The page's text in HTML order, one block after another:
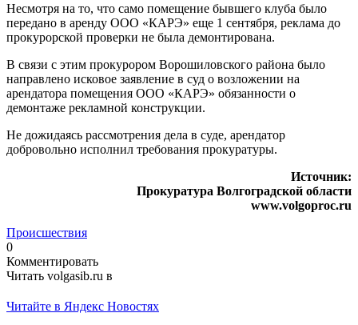
Несмотря на то, что само помещение бывшего клуба было
передано в аренду ООО «КАРЭ» еще 1 сентября, реклама до
прокурорской проверки не была демонтирована.
В связи с этим прокурором Ворошиловского района было
направлено исковое заявление в суд о возложении на
арендатора помещения ООО «КАРЭ» обязанности о
демонтаже рекламной конструкции.
Не дожидаясь рассмотрения дела в суде, арендатор
добровольно исполнил требования прокуратуры.
Источник:
Прокуратура Волгоградской области
www.volgoproc.ru
Происшествия
0
Комментировать
Читать volgasib.ru в
Читайте в Яндекс Новостях